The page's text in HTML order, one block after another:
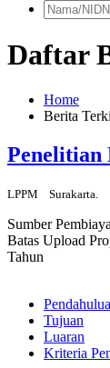
Daftar
Home
Berita
Penelitian
LPPM Surakarta.
Sumber
Batas Upload
Tahun
Tujuan
Luaran
Kriteria